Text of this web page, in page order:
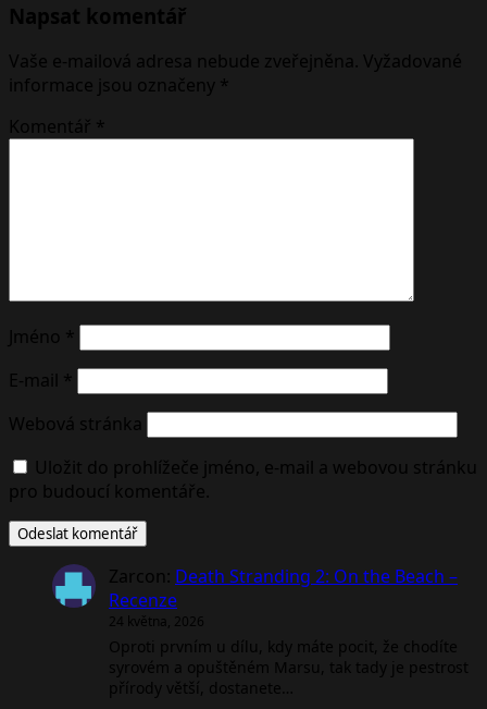
Napsat komentář
Vaše e-mailová adresa nebude zveřejněna. Vyžadované
informace jsou označeny *
Komentář *
Jméno *
E-mail *
Webová stránka
Uložit do prohlížeče jméno, e-mail a webovou stránku
pro budoucí komentáře.
Zarcon: Death Stranding 2: On the Beach –
Recenze
24 května, 2026
Oproti prvním u dílu, kdy máte pocit, že chodíte
syrovém a opuštěném Marsu, tak tady je pestrost
přírody větší, dostanete…